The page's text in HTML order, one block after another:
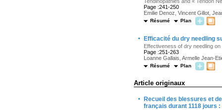
Page :241-250
Emilie Denoz, Vincent Gillot,
Résumé Plan
· Efficacité du dry needling
Effectiveness of dry needling
Page :251-263
Loanne Gallais, Armelle Jean-
Résumé Plan
Article originaux
·
Recueil des blessures et
français durant 1118 jours